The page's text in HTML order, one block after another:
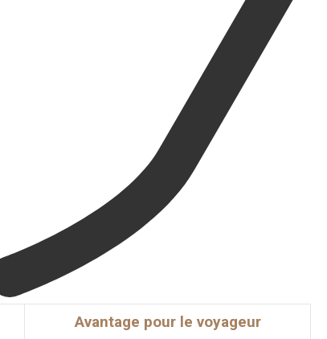
Avantage pour le voyageur